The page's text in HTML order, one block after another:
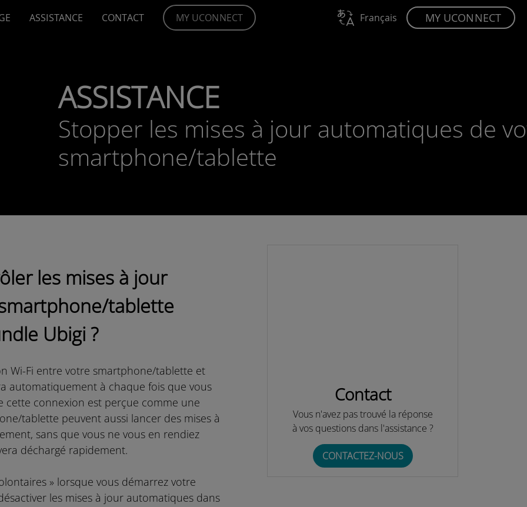
ASSISTANCE CONTACT MY UCONNECT Français MY UCONNECT
ASSISTANCE
Stopper les mises à jour automatiques de
smartphone/tablette
les mises à jour
tablette
Ubigi ?
Wi-Fi entre votre smartphone/tablette et
automatiquement à chaque fois que vous
cette connexion est perçue comme une
tablette peuvent aussi lancer des mises à
sans que vous ne vous en rendiez
déchargé rapidement.
» lorsque vous démarrez votre
les mises à jour automatiques dans
Contact
Vous n'avez pas trouvé la réponse
à vos questions dans l'assistance ?
CONTACTEZ-NOUS